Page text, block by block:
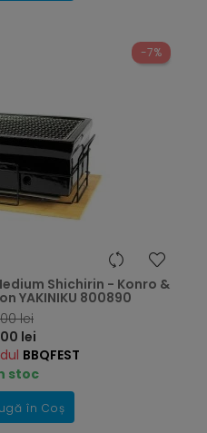
-7%
Shichirin - Konro &
YAKINIKU 800890
lei
lei
BBQFEST
stoc
în Coș